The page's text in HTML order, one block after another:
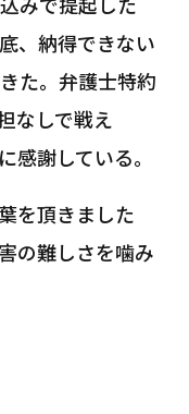
、納得できない
た。弁護士特約
なしで戦え
謝している。
を頂きました
の難しさを噛み